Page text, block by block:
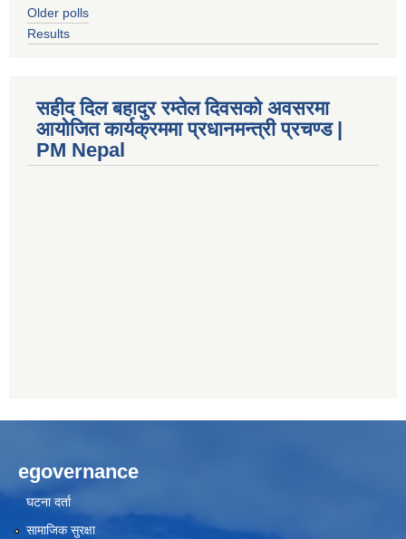
Older polls
Results
सहीद दिल बहादुर रम्तेल दिवसको अवसरमा
आयोजित कार्यक्रममा प्रधानमन्त्री प्रचण्ड |
PM Nepal
egovernance
घटना दर्ता
सामाजिक सुरक्षा